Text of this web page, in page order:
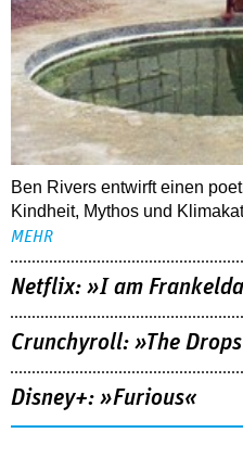
Ben Rivers entwirft einen
Kindheit, Mythos und
MEHR
Netflix: »I am
Crunchyroll: »The
Disney+: »Furious«